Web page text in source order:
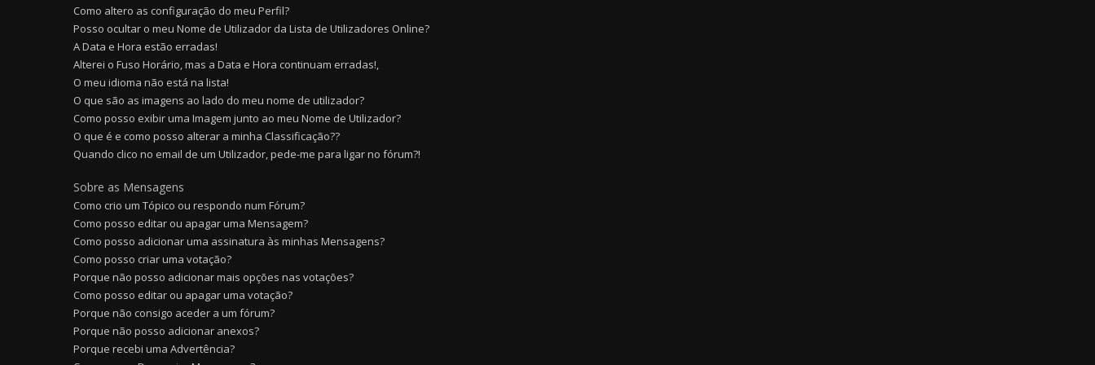
Como altero as configuração do meu Perfil?
Posso ocultar o meu Nome de Utilizador da Lista de Utilizadores Online?
A Data e Hora estão erradas!
Alterei o Fuso Horário, mas a Data e Hora continuam erradas!,
O meu idioma não está na lista!
O que são as imagens ao lado do meu nome de utilizador?
Como posso exibir uma Imagem junto ao meu Nome de Utilizador?
O que é e como posso alterar a minha Classificação??
Quando clico no email de um Utilizador, pede-me para ligar no fórum?!
Sobre as Mensagens
Como crio um Tópico ou respondo num Fórum?
Como posso editar ou apagar uma Mensagem?
Como posso adicionar uma assinatura às minhas Mensagens?
Como posso criar uma votação?
Porque não posso adicionar mais opções nas votações?
Como posso editar ou apagar uma votação?
Porque não consigo aceder a um fórum?
Porque não posso adicionar anexos?
Porque recebi uma Advertência?